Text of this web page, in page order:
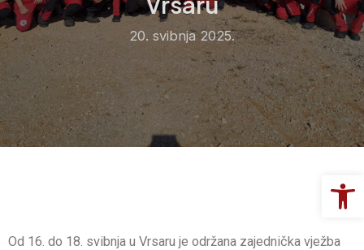
20. svibnja 2025.
Od 16. do 18. svibnja u Vrsaru je održana zajednička vježba